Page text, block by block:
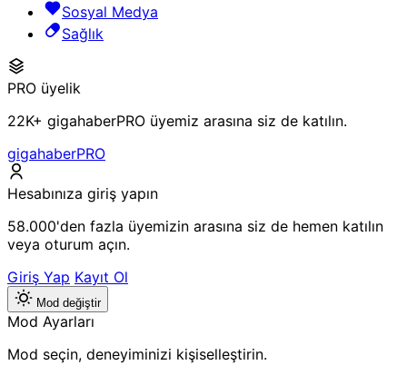
Sosyal Medya
Sağlık
PRO üyelik
22K+ gigahaberPRO üyemiz arasına siz de katılın.
gigahaberPRO
Hesabınıza giriş yapın
58.000'den fazla üyemizin arasına siz de hemen katılın
veya oturum açın.
Giriş Yap Kayıt Ol
Mod değiştir
Mod Ayarları
Mod seçin, deneyiminizi kişiselleştirin.